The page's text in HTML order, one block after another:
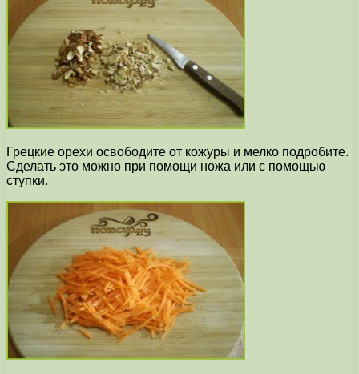
Грецкие орехи освободите от кожуры и мелко подробите.
Сделать это можно при помощи ножа или с помощью
ступки.